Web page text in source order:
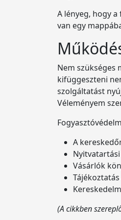
A lényeg, hogy
van egy
Nem szükséges
kifüggeszteni
szolgáltatást
Véleményem
A
Vásárlók
(A cikkben